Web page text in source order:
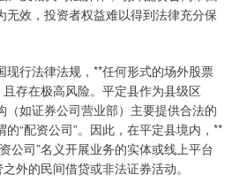
无效，投资者权益难以得到法律充分保
现行法律法规，**任何形式的场外股票
存在极高风险。平定县作为县级区
（如证券公司营业部）主要提供合法的
“配资公司”。因此，在平定县境内，**
公司”名义开展业务的实体或线上平台
外的民间借贷或非法证券活动。